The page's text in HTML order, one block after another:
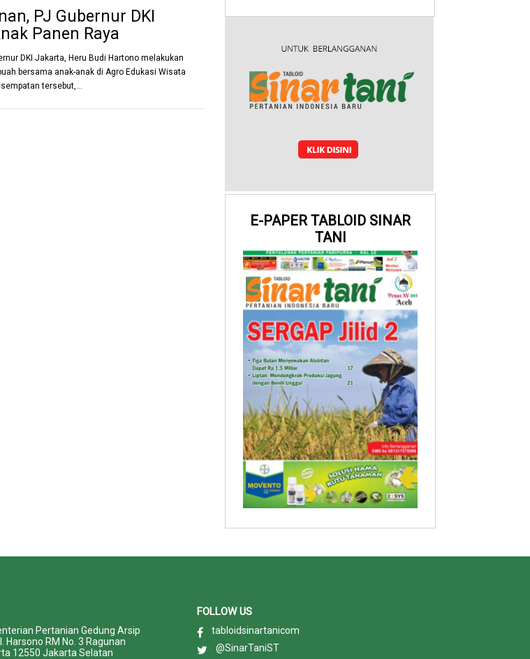
PJ Gubernur DKI
Panen Raya
DKI Jakarta, Heru Budi Hartono melakukan
bersama anak-anak di Agro Edukasi Wisata
tersebut,...
E-PAPER TABLOID SINAR
TANI
Pertanian Gedung Arsip
Harsono RM No. 3 Ragunan
12550 Jakarta Selatan
FOLLOW US
tabloidsinartanicom
@SinarTaniST